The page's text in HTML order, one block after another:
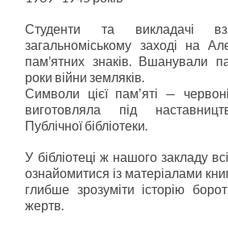
Студенти та викладачі
загальноміському заході на
пам’ятних знаків. Вшанували
роки війни земляків.
Символи цієї памʼяті —
виготовляла під
Публічної бібліотеки.
У бібліотеці ж нашого закладу
ознайомитися із матеріалами
глибше зрозуміти історію
жертв.